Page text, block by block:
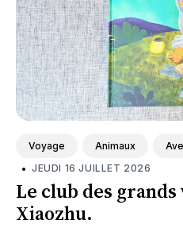
Voyage Animaux
• JEUDI 16 JUILLET 2026
Le club des
Xiaozhu.